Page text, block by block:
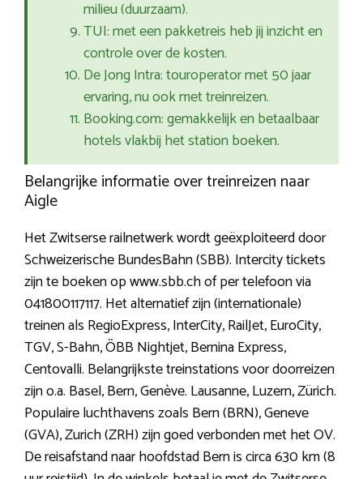
milieu (duurzaam).
TUI: met een pakketreis heb jij inzicht en
controle over de kosten.
De Jong Intra: touroperator met 50 jaar
ervaring, nu ook met treinreizen.
Booking.com: gemakkelijk en betaalbaar
hotels vlakbij het station boeken.
Belangrijke informatie over treinreizen naar
Aigle
Het Zwitserse railnetwerk wordt geëxploiteerd door
Schweizerische BundesBahn (SBB). Intercity tickets
zijn te boeken op www.sbb.ch of per telefoon via
041800117117. Het alternatief zijn (internationale)
treinen als RegioExpress, InterCity, RailJet, EuroCity,
TGV, S-Bahn, ÖBB Nightjet, Bernina Express,
Centovalli. Belangrijkste treinstations voor doorreizen
zijn o.a. Basel, Bern, Genève. Lausanne, Luzern, Zürich.
Populaire luchthavens zoals Bern (BRN), Geneve
(GVA), Zurich (ZRH) zijn goed verbonden met het OV.
De reisafstand naar hoofdstad Bern is circa 630 km (8